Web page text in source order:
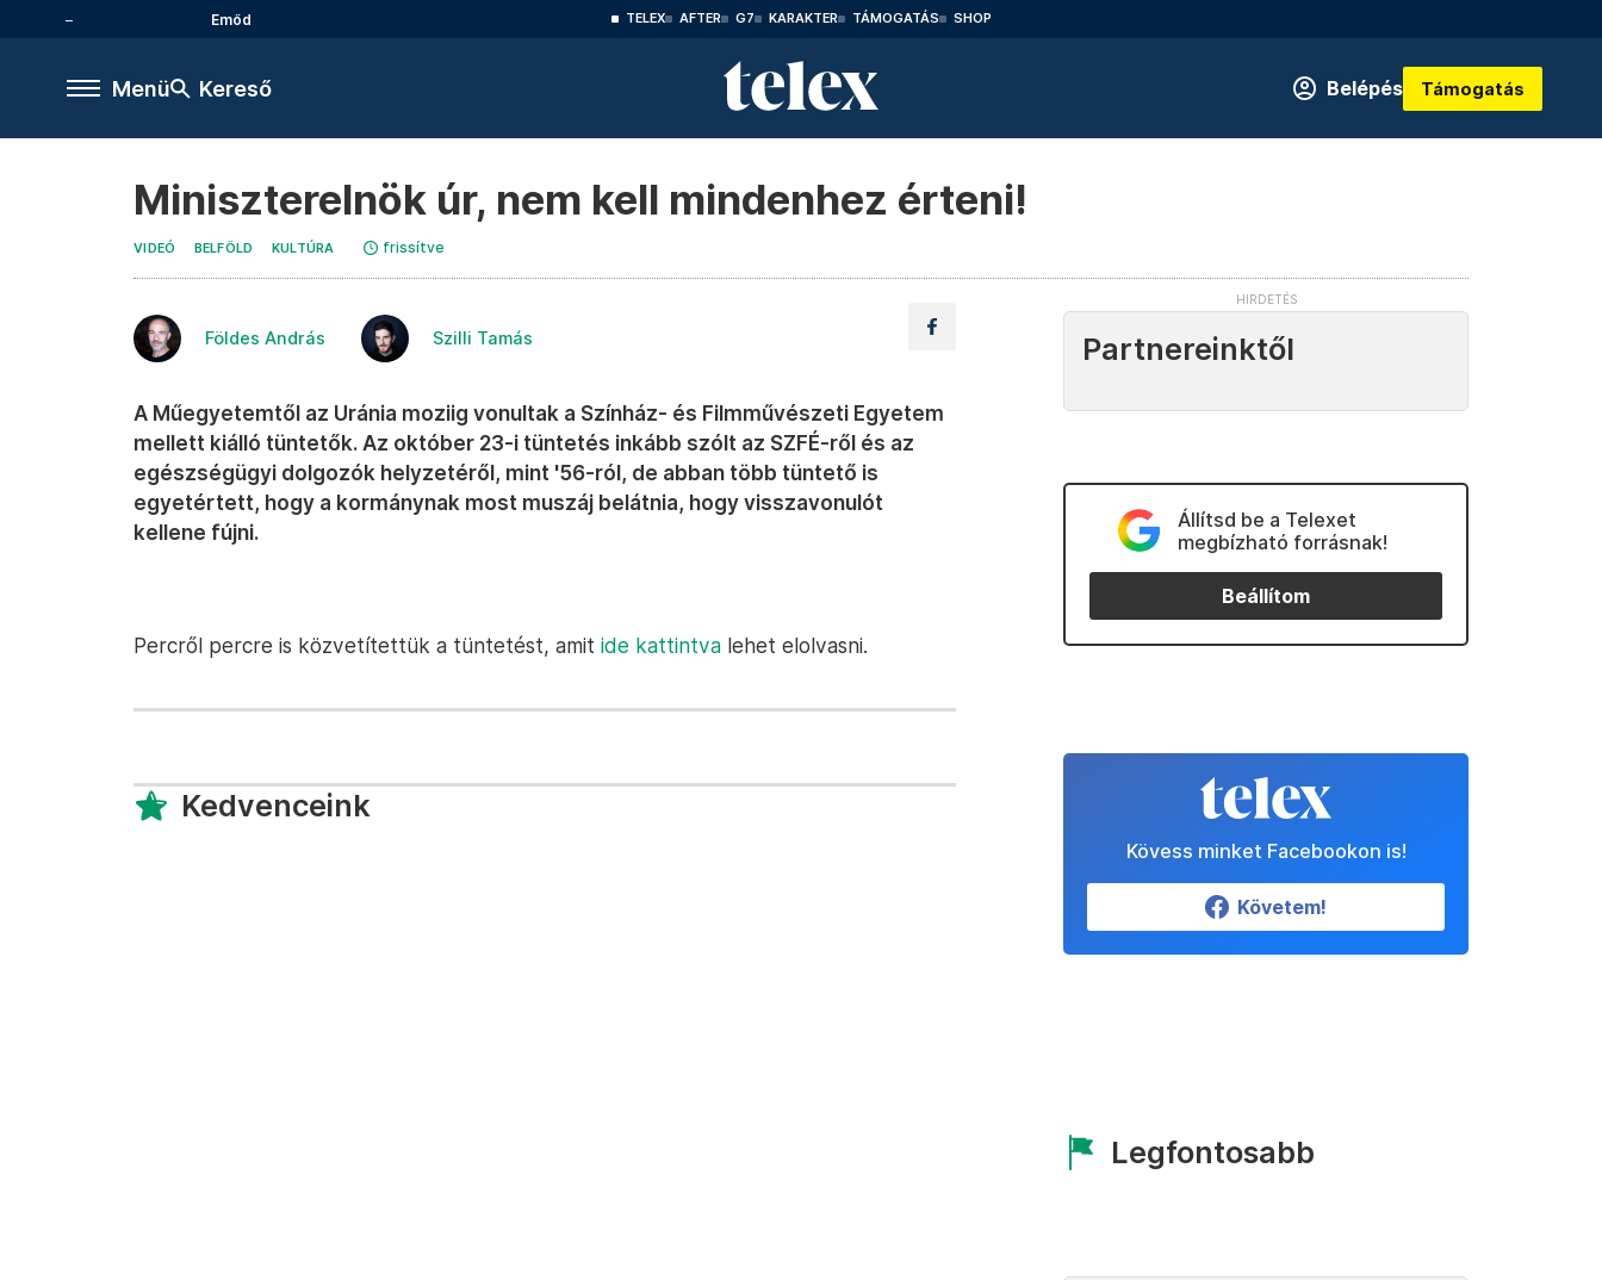
Emőd TELEX AFTER G7 KARAKTER TÁMOGATÁS SHOP
Menü Kereső Belépés Támogatás
Miniszterelnök úr, nem kell mindenhez érteni!
VIDEÓ BELFÖLD KULTÚRA frissítve
Földes András Szilli Tamás
A Műegyetemtől az Uránia moziig vonultak a Színház- és Filmművészeti Egyetem
mellett kiálló tüntetők. Az október 23-i tüntetés inkább szólt az SZFÉ-ről és az
egészségügyi dolgozók helyzetéről, mint '56-ról, de abban több tüntető is
egyetértett, hogy a kormánynak most muszáj belátnia, hogy visszavonulót
kellene fújni.
Percről percre is közvetítettük a tüntetést, amit ide kattintva lehet elolvasni.
Kedvenceink
Partnereinktől
Állítsd be a Telexet
megbízható forrásnak!
Beállítom
Kövess minket Facebookon is!
Követem!
Legfontosabb